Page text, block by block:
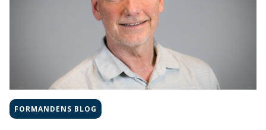
FORMANDENS BLOG